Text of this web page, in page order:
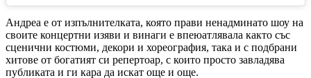
Андреа е от изпълнителката, която прави ненадминато шоу на
своите концертни изяви и винаги е впеюатлявала както със
сценични костюми, декори и хореография, така и с подбрани
хитове от богатият си репертоар, с които просто завладява
публиката и ги кара да искат още и още.